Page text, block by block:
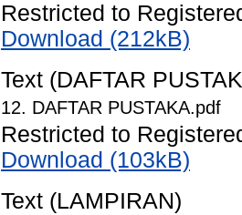
Restricted to
Download (212kB)
Text (DAFTAR
12. DAFTAR PUSTAKA.pdf
Restricted to
Download (103kB)
Text (LAMPIRAN)